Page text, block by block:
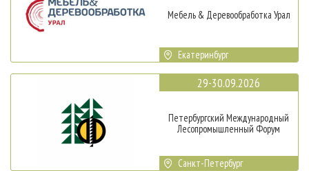
Мебель & Деревообработка Урал
Екатеринбург
29-30.09.2026
Петербургский Международный
Лесопромышленный Форум
Санкт-Петербург